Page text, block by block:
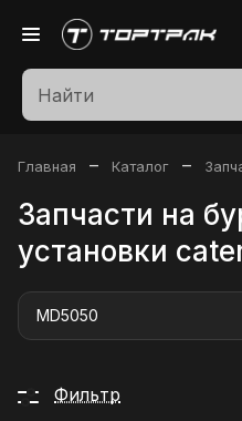
Главная – Каталог –
Запчасти на
установки
MD5050
Фильтр